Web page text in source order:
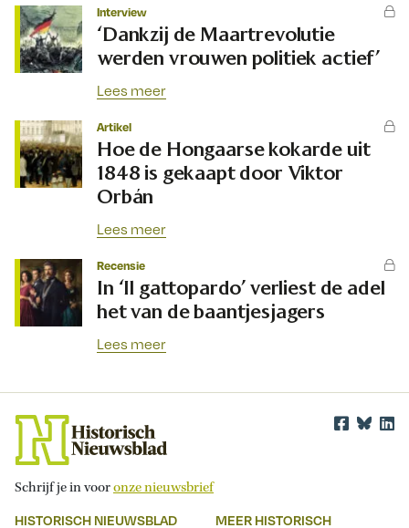
Interview
‘Dankzij de Maartrevolutie
werden vrouwen politiek actief’
Lees meer
Artikel
Hoe de Hongaarse kokarde uit
1848 is gekaapt door Viktor
Orbán
Lees meer
Recensie
In ‘Il gattopardo’ verliest de adel
het van de baantjesjagers
Lees meer
Schrijf je in vooronze nieuwsbrief
HISTORISCH NIEUWSBLAD MEER HISTORISCH